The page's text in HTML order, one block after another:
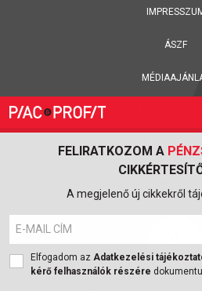
FELIRATKOZOM A
A megjelenő új cikkekről
Elfogadom az Adatkezelési
kérő felhasználók részére
ÁSZF
KLASSZIS